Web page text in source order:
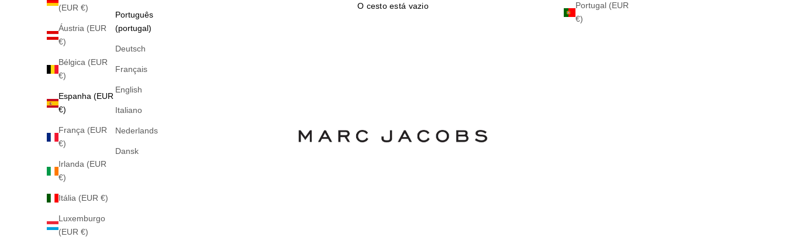
Portugal (EUR
€)
(EUR €)
Áustria (EUR
€)
Bélgica (EUR
€)
Espanha (EUR
€)
França (EUR
€)
Irlanda (EUR
€)
Itália (EUR €)
Luxemburgo
(EUR €)
Português
(portugal)
Deutsch
Français
English
Italiano
Nederlands
Dansk
O cesto está vazio